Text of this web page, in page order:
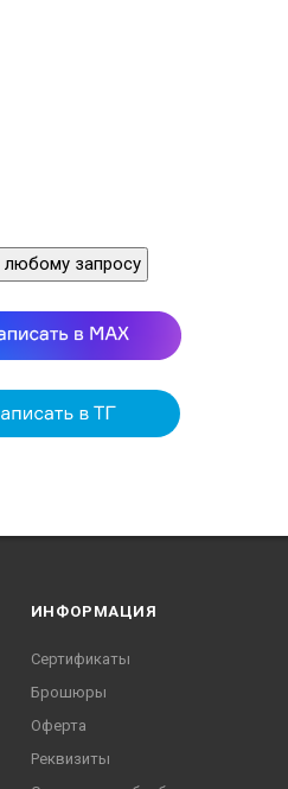
запросу
ИНФОРМАЦИЯ
Сертификаты
Брошюры
Оферта
Реквизиты